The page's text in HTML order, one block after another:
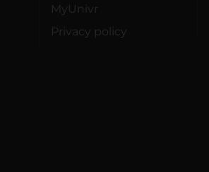
MyUnivr
Privacy policy